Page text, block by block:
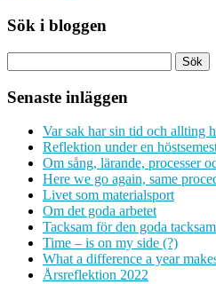
Sök i bloggen
Senaste inläggen
Var sak har sin tid och allting
Reflektion under en
Om sång, lärande, processer
Here we go again, same
Livet som materialsport
Om det goda arbetet
Tacksam för den goda
Time – is on my side (?)
What a difference a year
Årsreflektion 2022